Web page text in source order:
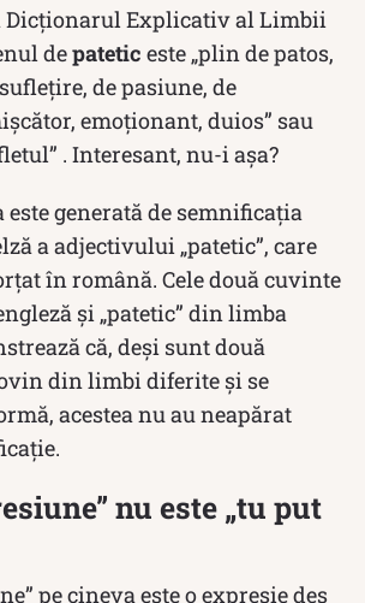
Dicționarul Explicativ al Limbii
depatetic este „plin de patos,
de pasiune, de
emoționant, duios” sau
. Interesant, nu-i așa?
este generată de semnificaţia
a adjectivului „patetic”, care
în română. Cele două cuvinte
și „patetic” din limba
că, deși sunt două
din limbi diferite și se
acestea nu au neapărat
nu este „tu put
pe cineva este o expresie des